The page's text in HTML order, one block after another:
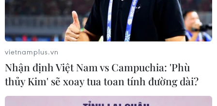
Niềm tin - nền tảng của đồng thuận
Quy định mới trong Luật Báo chí: Mở
vietnamplus.vn
Nhận định Việt Nam vs Campuchia: 'Phù
thủy Kim' sẽ xoay tua toan tính đường dài?